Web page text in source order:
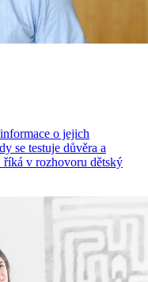
o jejich
se testuje důvěra a
říká v rozhovoru dětský